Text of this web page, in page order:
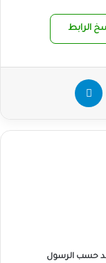
الرابط
واتساب
حسب الرسول